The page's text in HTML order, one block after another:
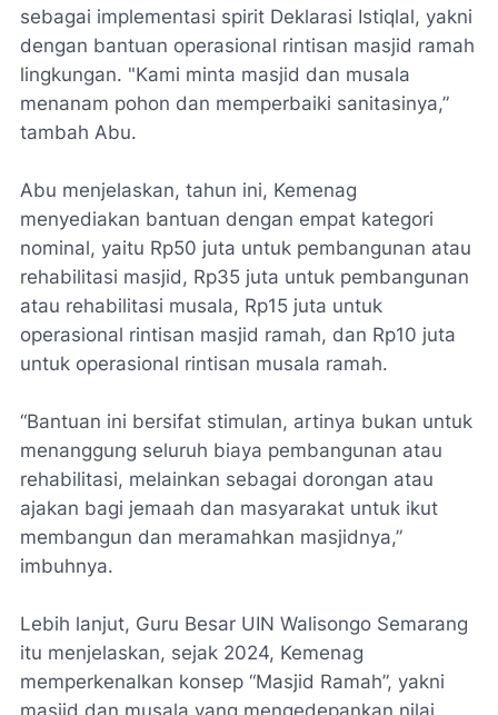
sebagai implementasi spirit Deklarasi Istiqlal, yakni
dengan bantuan operasional rintisan masjid ramah
lingkungan. "Kami minta masjid dan musala
menanam pohon dan memperbaiki sanitasinya,”
tambah Abu.
Abu menjelaskan, tahun ini, Kemenag
menyediakan bantuan dengan empat kategori
nominal, yaitu Rp50 juta untuk pembangunan atau
rehabilitasi masjid, Rp35 juta untuk pembangunan
atau rehabilitasi musala, Rp15 juta untuk
operasional rintisan masjid ramah, dan Rp10 juta
untuk operasional rintisan musala ramah.
“Bantuan ini bersifat stimulan, artinya bukan untuk
menanggung seluruh biaya pembangunan atau
rehabilitasi, melainkan sebagai dorongan atau
ajakan bagi jemaah dan masyarakat untuk ikut
membangun dan meramahkan masjidnya,”
imbuhnya.
Lebih lanjut, Guru Besar UIN Walisongo Semarang
itu menjelaskan, sejak 2024, Kemenag
memperkenalkan konsep “Masjid Ramah”, yakni
masjid dan musala yang mengedepankan nilai